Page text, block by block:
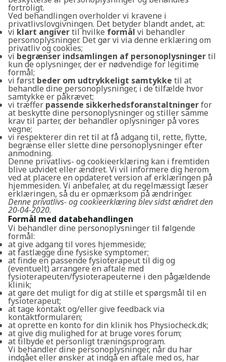
fortroligt.
Ved behandlingen overholder vi kravene i
privatlivslovgivningen. Det betyder blandt andet, at:
vi klart angivertil hvilke formål vi behandler
personoplysninger. Det gør vi via denne erklæring om
privatliv og cookies;
vi begrænser indsamlingen af personoplysningertil
kun de oplysninger, der er nødvendige for legitime
formål;
vi først beder om udtrykkeligt samtykke til at
behandle dine personoplysninger, i de tilfælde hvor
samtykke er påkrævet;
vi træffer passende sikkerhedsforanstaltningerfor
at beskytte dine personoplysninger og stiller samme
krav til parter, der behandler oplysninger på vores
vegne;
vi respekterer din ret til at få adgang til, rette, flytte,
begrænse eller slette dine personoplysninger efter
anmodning.
Denne privatlivs- og cookieerklæring kan i fremtiden
blive udvidet eller ændret. Vi vil informere dig herom
ved at placere en opdateret version af erklæringen på
hjemmesiden. Vi anbefaler, at du regelmæssigt læser
erklæringen, så du er opmærksom på ændringer.
Denne privatlivs- og cookieerklæring blev sidst ændret den
20-04-2020.
Formål med databehandlingen
Vi behandler dine personoplysninger til følgende
formål:
at give adgang til vores hjemmeside;
at fastlægge dine fysiske symptomer;
at finde en passende fysioterapeut til dig og
(eventuelt) arrangere en aftale med
fysioterapeuten/fysioterapeuterne i den pågældende
klinik;
at gøre det muligt for dig at stille et spørgsmål til en
fysioterapeut;
at tage kontakt og/eller give feedback via
kontaktformularen;
at oprette en konto for din klinik hos Physiocheck.dk;
at give dig mulighed for at bruge vores forum;
at tilbyde et personligt træningsprogram.
Vi behandler dine personoplysninger, når du har
indgået eller ønsker at indgå en aftale med os, har